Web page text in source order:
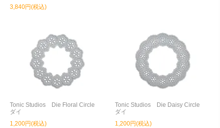
3,840円(税込)
Tonic Studios Die Floral Circle
ダイ
1,200円(税込)
Tonic Studios Die Daisy Circle
ダイ
1,200円(税込)